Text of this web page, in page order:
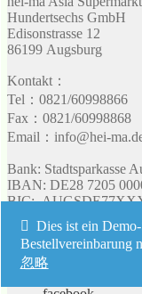
Hundertsechs GmbH
Edisonstrasse 12
86199 Augsburg
Kontakt：
Tel：0821/60998866
Fax：0821/60998868
Email：info@hei-
Bank: Stadtsparkasse
IBAN: DE28 7205
BIC:
Umsatzsteuer: 103 128
UST-IdNr: DE
facebook
Dies ist ein
忽略